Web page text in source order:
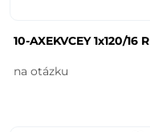
10-AXEKVCEY 1x120/16 R
na otázku